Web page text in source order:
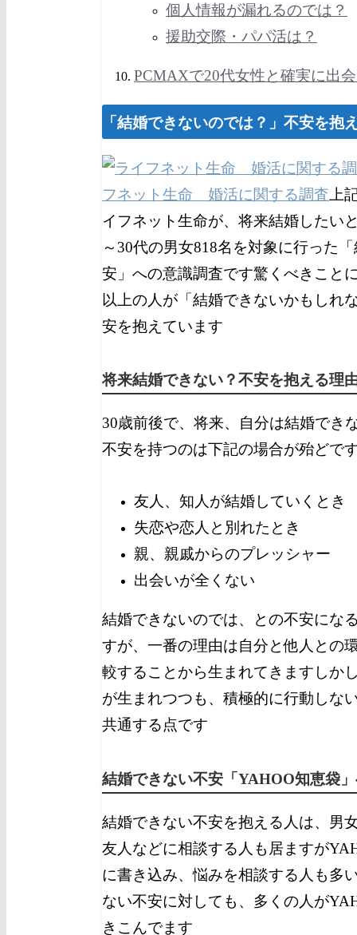
個人情報が漏れるのでは？
援助交際・パパ活は？
PCMAXで20代女性と確実に出
「結婚できないのでは？」不安を抱
フネット生命 婚活に関する調査 上
イフネット生命が、将来結婚したい
～30代の男女818名を対象に行った
安」への意識調査です驚くべきこと
以上の人が 「結婚できないかもしれ
安を抱えています
将来結婚できない？不安を抱える理
30歳前後で、 将来、自分は結婚でき
不安を持つのは下記の場合が殆どで
友人、知人が結婚していくとき
失恋や恋人と別れたとき
親、親戚からのプレッシャー
出会いが全くない
結婚できないのでは、との不安にな
すが、一番の理由は自分と他人との
較することから生まれてきます しか
が生まれつつも、積極的に行動しな
共通する点です
結婚できない不安「YAHOO知恵袋
結婚できない不安を抱える人は、男
友人などに相談する人も居ますが
に書き込み、悩みを相談する人も多
ない不安に対しても、多くの人が
きこんでます